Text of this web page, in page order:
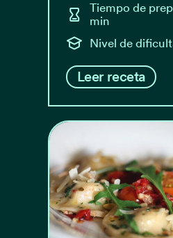
Tiempo de
min
Nivel de
Leer receta